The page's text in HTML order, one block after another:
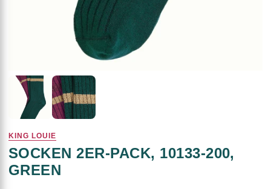
KING LOUIE
SOCKEN 2ER-PACK, 10133-200,
GREEN